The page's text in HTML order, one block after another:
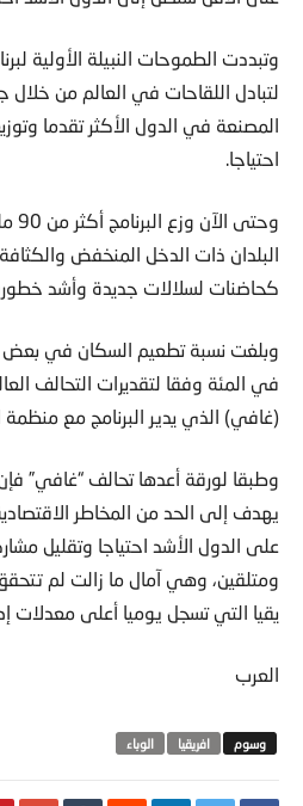
وتبددت الطموحات النبيلة الأولية
لتبادل اللقاحات في العالم من
المصنعة في الدول الأكثر تقدما
احتياجا.
البلدان ذات الدخل المنخفض
كحاضنات لسلالات جديدة وأشد
وبلغت نسبة تطعيم السكان في بعض
في المئة وفقا لتقديرات التحالف
(غافي) الذي يدير البرنامج مع منظمة
وطبقا لورقة أعدها تحالف “غافي” فإن
يهدف إلى الحد من المخاطر
على الدول الأشد احتياجا وتقليل
ومتلقين، وهي آمال ما زالت لم
يقيا التي تسجل يوميا أعلى معدلات
العرب
افريقيا الوباء